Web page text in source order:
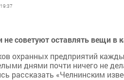
не советуют оставлять вещи в
охранных предприятий
днями почти ничего не
рассказать «Челнинским